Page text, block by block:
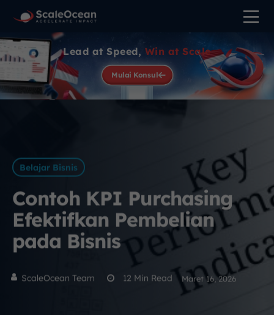
Lead at Speed, Win at Scale
Mulai Konsul
Belajar Bisnis
Contoh KPI Purchasing
Efektifkan Pembelian
pada Bisnis
ScaleOcean Team 12 Min Read Maret 16, 2026